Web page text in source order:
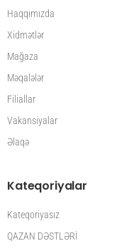
Haqqımızda
Xidmətlər
Mağaza
Məqalələr
Filiallar
Vakansiyalar
Əlaqə
Kateqoriyalar
Kateqoriyasız
QAZAN DƏSTLƏRİ